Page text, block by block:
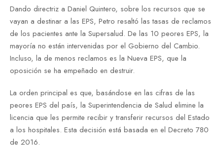
Dando directriz a Daniel Quintero, sobre los recursos que se
vayan a destinar a las EPS, Petro resaltó las tasas de reclamos
de los pacientes ante la Supersalud. De las 10 peores EPS, la
mayoría no están intervenidas por el Gobierno del Cambio.
Incluso, la de menos reclamos es la Nueva EPS, que la
oposición se ha empeñado en destruir.
La orden principal es que, basándose en las cifras de las
peores EPS del país, la Superintendencia de Salud elimine la
licencia que les permite recibir y transferir recursos del Estado
a los hospitales. Esta decisión está basada en el Decreto 780
de 2016.